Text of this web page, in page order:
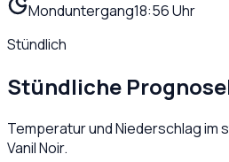
Monduntergang18:56 Uhr
Stündlich
Stündliche Prognose
Temperatur und Niederschlag im
Vanil Noir.